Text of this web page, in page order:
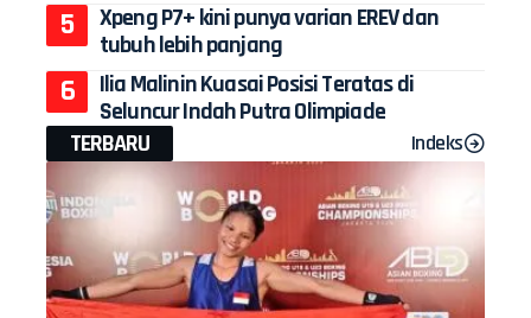
Xpeng P7+ kini punya varian EREV dan
tubuh lebih panjang
Ilia Malinin Kuasai Posisi Teratas di
Seluncur Indah Putra Olimpiade
TERBARU
Indeks